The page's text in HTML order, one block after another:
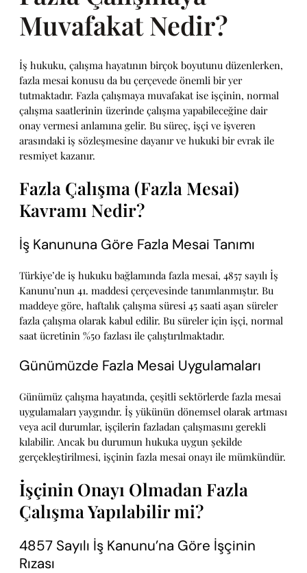
Muvafakat Nedir?
İş hukuku, çalışma hayatının birçok boyutunu düzenlerken,
fazla mesai konusu da bu çerçevede önemli bir yer
tutmaktadır. Fazla çalışmaya muvafakat ise işçinin, normal
çalışma saatlerinin üzerinde çalışma yapabileceğine dair
onay vermesi anlamına gelir. Bu süreç, işçi ve işveren
arasındaki iş sözleşmesine dayanır ve hukuki bir evrak ile
resmiyet kazanır.
Fazla Çalışma (Fazla Mesai)
Kavramı Nedir?
İş Kanununa Göre Fazla Mesai Tanımı
Türkiye’de iş hukuku bağlamında fazla mesai, 4857 sayılı İş
Kanunu’nun 41. maddesi çerçevesinde tanımlanmıştır. Bu
maddeye göre, haftalık çalışma süresi 45 saati aşan süreler
fazla çalışma olarak kabul edilir. Bu süreler için işçi, normal
saat ücretinin %50 fazlası ile çalıştırılmaktadır.
Günümüzde Fazla Mesai Uygulamaları
Günümüz çalışma hayatında, çeşitli sektörlerde fazla mesai
uygulamaları yaygındır. İş yükünün dönemsel olarak artması
veya acil durumlar, işçilerin fazladan çalışmasını gerekli
kılabilir. Ancak bu durumun hukuka uygun şekilde
gerçekleştirilmesi, işçinin fazla mesai onayı ile mümkündür.
İşçinin Onayı Olmadan Fazla
Çalışma Yapılabilir mi?
4857 Sayılı İş Kanunu’na Göre İşçinin
Rızası